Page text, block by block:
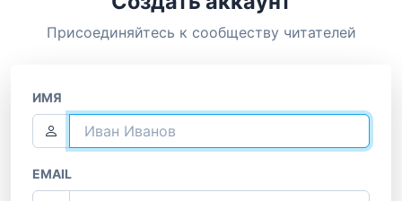
Присоединяйтесь к сообществу читателей
ИМЯ
EMAIL